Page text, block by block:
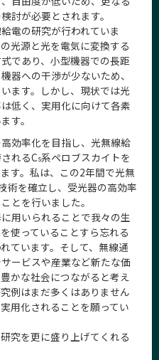
討が必要とされます。
電の研究が行われていま
光源と光を電気に変換する
であり、小型機器での長距
器への干渉が少ないため、
ます。しかし、現状では光
低く、実用化に向けて各素
す。
効率化を目指し、光無線給
れるCs系ペロブスカイトを
す。私は、この2年間で光無
術を確立し、受光器の高効率
とを行いました。
用いられることで我々の生
使っていることすら忘れる
ています。そして、無線通
ービスや産業など新たな価
かな社会につながると考え
例はまだ多くはありません
用化されることを願ってい
究を更に盛り上げてくれる